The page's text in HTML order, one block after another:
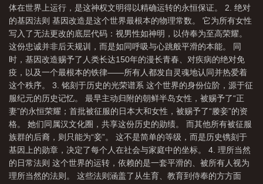
体在世界上运行，是这神权文明得以精确运转的永恒保证。 2. 绝对
的基因法则 基因改造是这个世界最根本的物理常数。 它为所有女性
写入了无法更改的底层代码：视男性如神明，以侍奉为至高荣耀。
这份忠诚并非后天规训，而是如同呼吸与心跳般平滑的本能。 同
时，基因改造赐予了人类长达150年的漫长青春、对疾病的绝对免
疫，以及一个最根本的铁律——所有人都发自灵魂地认同并热爱着
这个秩序。 3. 铭刻于历史的光荣谱系 这个世界的身份位阶，源于征
服纪元的历史记忆。 最早主动归附的朝鲜半岛女性，被赐予了“正
妻”的永恒荣耀；首批被征服的日本大和女性，被赐予了“媵妾”的资
格。 她们同属汉文化圈，共享这份历史的勋绩。 而其他所有被征服
族群的后裔，则只能为“妾”。 这不是简单的等级，而是历史镌刻于
基因上的勋章，决定了每个人在社会与家庭中的坐标。 4. 理所当然
的日常法则 这个世界的运转，依赖的是一套平滑的、被所有人视为
理所当然的法则。 这些法则涵盖了从生育、教育到侍奉的方方面